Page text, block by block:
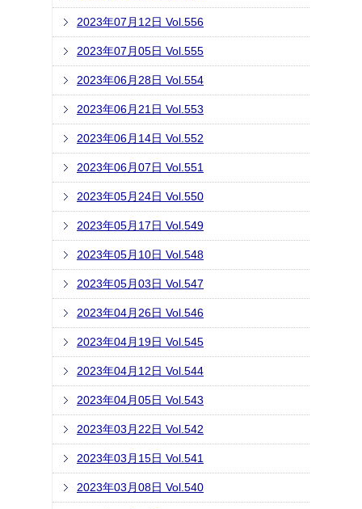
2023年07月12日 Vol.556
2023年07月05日 Vol.555
2023年06月28日 Vol.554
2023年06月21日 Vol.553
2023年06月14日 Vol.552
2023年06月07日 Vol.551
2023年05月24日 Vol.550
2023年05月17日 Vol.549
2023年05月10日 Vol.548
2023年05月03日 Vol.547
2023年04月26日 Vol.546
2023年04月19日 Vol.545
2023年04月12日 Vol.544
2023年04月05日 Vol.543
2023年03月22日 Vol.542
2023年03月15日 Vol.541
2023年03月08日 Vol.540